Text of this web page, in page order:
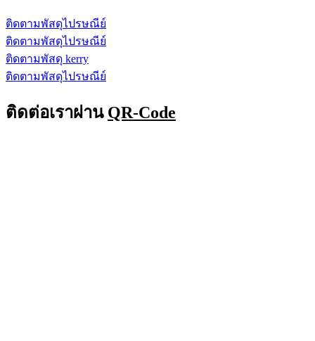
ติดตามพัสดุไปรษณีย์
ติดตามพัสดุไปรษณีย์
ติดตามพัสดุ kerry
ติดตามพัสดุไปรษณีย์
ติดต่อเราผ่าน QR-Code